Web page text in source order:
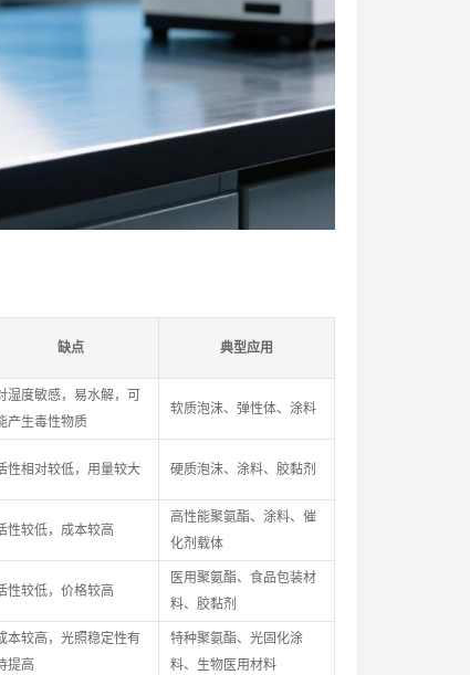
缺点 典型应用
湿度敏感，易水解，可
产生毒性物质
软质泡沫、弹性体、涂料
性相对较低，用量较大 硬质泡沫、涂料、胶黏剂
性较低，成本较高
高性能聚氨酯、涂料、催
化剂载体
性较低，价格较高
医用聚氨酯、食品包装材
料、胶黏剂
本较高，光照稳定性有
提高
特种聚氨酯、光固化涂
料、生物医用材料